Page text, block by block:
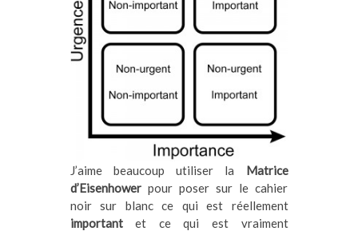
J’aime beaucoup utiliser la
Matrice
d’Eisenhowerpour poser sur le cahier
noir sur blanc ce qui est réellement
importantet ce qui est vraiment